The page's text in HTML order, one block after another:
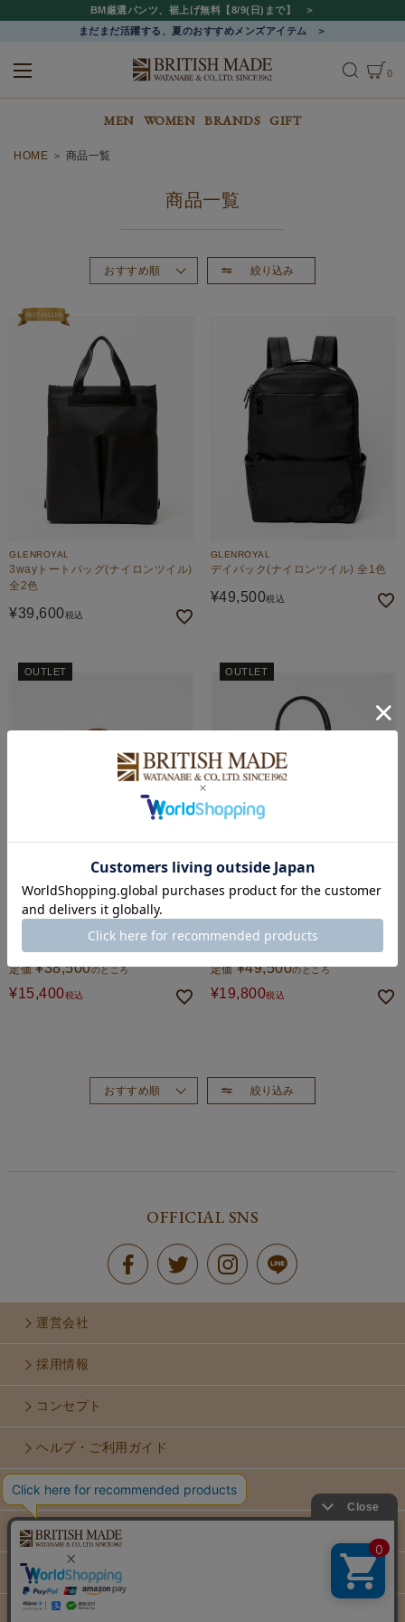
BM厳選パンツ、裾上げ無料【8/9(日)まで】
まだまだ活躍する、夏のおすすめメンズアイテム
0
MEN WOMEN BRANDS GIFT
HOME 商品一覧
商品一覧
絞り込み
おすすめ順
価格が安い順
GLENROYAL
3wayトートバッグ(ナイロンツイル)
全2色
¥39,600税込
GLENROYAL
デイパック(ナイロンツイル) 全1色
¥49,500税込
OUTLET
GLENROYAL
スモールキャンバスバッグ(グレイス
コレクション) 全3色
定価 ¥38,500のところ
¥15,400税込
OUTLET
ミディアムキャンバスバッグ(グレイ
スコレクション) 全3色
定価 ¥49,500のところ
¥19,800税込
絞り込み
おすすめ順
OFFICIAL SNS
運営会社
採用情報
コンセプト
ヘルプ・ご利用ガイド
お問い合せ
利用規約
個人情報保護方針
特定商取引法に基づく表示